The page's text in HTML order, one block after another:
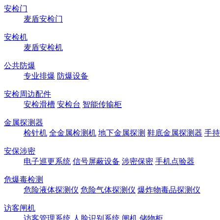
安检门
麦盾安检门
安检机
麦盾安检机
公共防爆
专业排爆 防爆设备
安检周边配件
安检滑槽 安检台 智能传输柜
金属探测器
检针机 全金属检测机 地下金属探测 鞋底金属探测器 手
安保涉密
电子巡更系统 信号屏蔽设备 涉密保密 手机点验器
危爆毒检测
危险液体探测仪 危险气体探测仪 爆炸物毒品探测仪
访客闸机